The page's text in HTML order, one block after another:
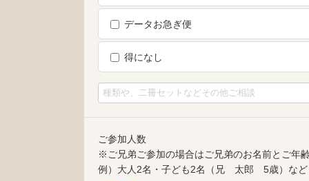
データお急ぎ便
得になし
ご参加人数
※ご兄弟ご参加の場合はご兄弟のお名前とご年
例）大人2名・子ども2名（兄 太郎 5歳）など